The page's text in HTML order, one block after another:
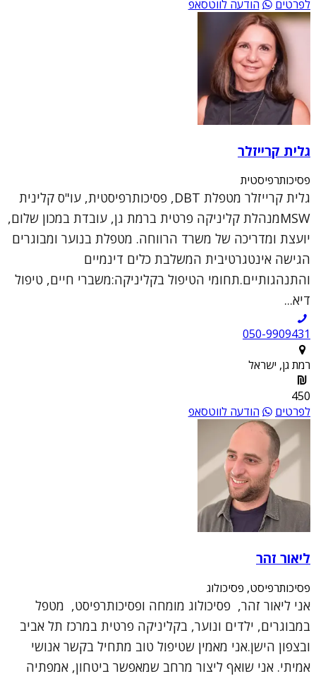
לפרטים הודעה לווטסאפ
גלית קרייזלר
פסיכותרפיסטית
גלית קרייזלר מטפלת DBT, פסיכותרפיסטית, עו"ס קלינית
MSWמנהלת קליניקה פרטית ברמת גן, עובדת במכון שלום,
יועצת ומדריכה של משרד הרווחה. מטפלת בנוער ומבוגרים
הגישה אינטגרטיבית המשלבת כלים דינמיים
והתנהגותיים.תחומי הטיפול בקליניקה:משברי חיים, טיפול
דיא...
050-9909431
רמת גן, ישראל
450
לפרטים
הודעה לווטסאפ
ליאור זהר
פסיכותרפיסט, פסיכולוג
אני ליאור זהר, פסיכולוג מומחה ופסיכותרפיסט, מטפל
במבוגרים, ילדים ונוער, בקליניקה פרטית במרכז תל אביב
ובצפון הישן.אני מאמין שטיפול טוב מתחיל בקשר אנושי
אמיתי. אני שואף ליצור מרחב שמאפשר ביטחון, אמפתיה